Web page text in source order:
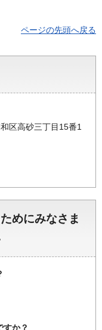
ページの先頭へ戻る
区高砂三丁目15番1
めにみなさま
すか？